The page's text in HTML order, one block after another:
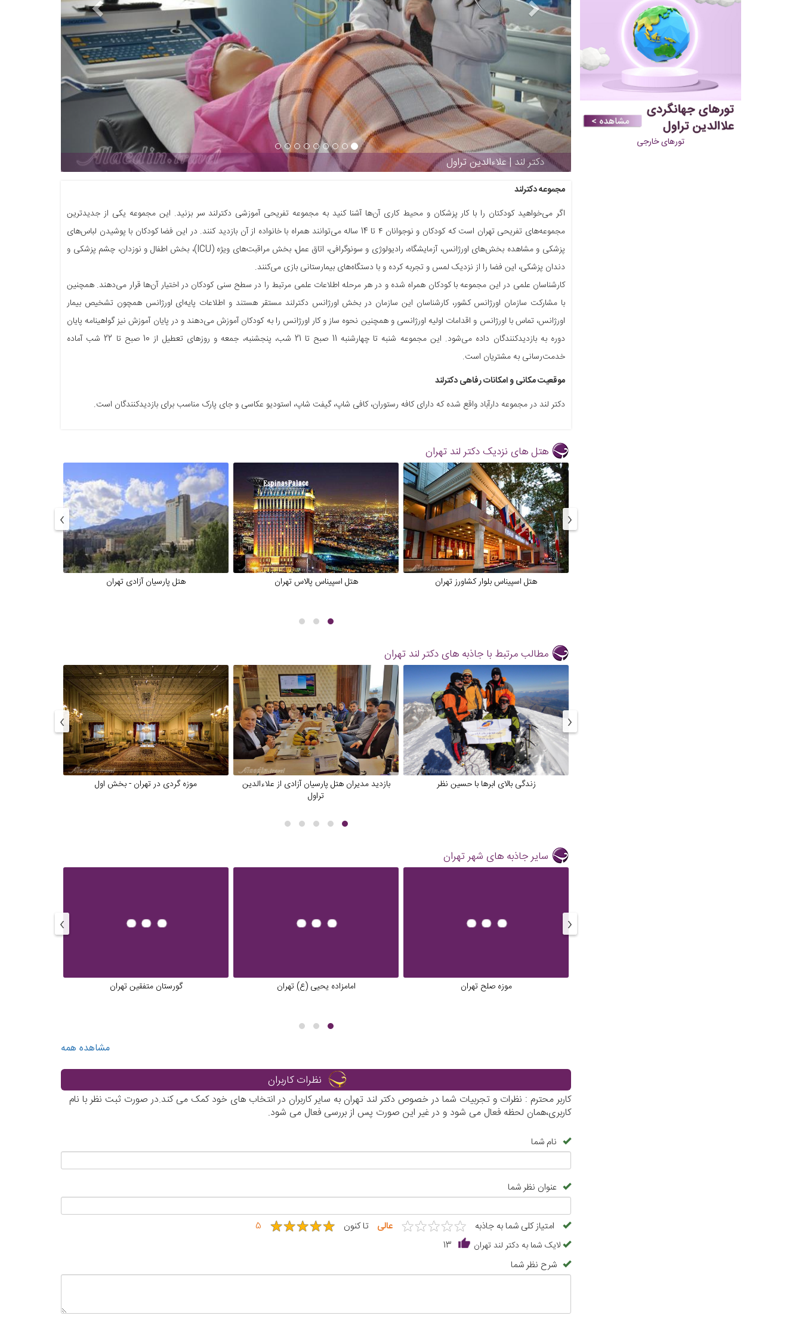
تورهای خارجی
دکتر لند | علاءالدین تراول
مجموعه دکترلند
اگر می‌خواهید کودکتان را با کار پزشکان و محیط کاری آن‌ها آشنا کنید به مجموعه تفریحی آموزشی دکترلند سر بزنید. این مجموعه یکی از جدیدترین
مجموعه‌های تفریحی تهران است که کودکان و نوجوانان ۴ تا 14 ساله می‌توانند همراه با خانواده از آن بازدید کنند. در این فضا کودکان با پوشیدن لباس‌های
پزشکی و مشاهده بخش‌های اورژانس، آزمایشگاه، رادیولوژی و سونوگرافی، اتاق عمل، بخش مراقبت‌های ویژه (ICU)، بخش اطفال و نوزدان، چشم پزشکی و
دندان پزشکی، این فضا را از نزدیک لمس و تجربه کرده و با دستگاه‌های بیمارستانی بازی می‌کنند.
کارشناسان علمی در این مجموعه با کودکان همراه شده و در هر مرحله اطلاعات علمی مرتبط را در سطح سنی کودکان در اختیار آن‌ها قرار می‌دهند. همچنین
با مشارکت سازمان اورژانس کشور، کارشناسان این سازمان در بخش اورژانس دکترلند مستقر هستند و اطلاعات پایه‌ای اورژانس همچون تشخیص بیمار
اورژانس، تماس با اورژانس و اقدامات اولیه اورژانسی و همچنین نحوه ساز و کار اورژانس را به کودکان آموزش می‌دهند و در پایان آموزش نیز گواهینامه پایان
دوره به بازدیدکنندگان داده می‌شود. این مجموعه شنبه تا چهارشنبه 11 صبح تا 21 شب، پنجشنبه، جمعه و روزهای تعطیل از 10 صبح تا 22 شب آماده
خدمت‌رسانی به مشتریان است.
موقعیت مکانی و امکانات رفاهی دکترلند
دکتر لند در مجموعه دارآباد واقع شده که دارای کافه رستوران، کافی شاپ، گیفت شاپ، استودیو عکاسی و جای پارک مناسب برای بازدیدکنندگان است.
هتل های نزدیکدکتر لند تهران
هتل اسپیناس بلوار کشاورز تهران هتل اسپیناس پالاس تهران هتل پارسیان آزادی تهران
‹
›
مطالب مرتبط با جاذبه هایدکتر لند تهران
زندگی بالای ابرها با حسین نظر
بازدید مدیران هتل پارسیان آزادی از علاءالدین
تراول
موزه گردی در تهران - بخش اول
‹
›
سایر جاذبه های شهر تهران
موزه صلح تهران امامزاده یحیی (ع) تهران گورستان متفقین تهران
‹
›
مشاهده همه
نظرات کاربران
کاربر محترم : نظرات و تجربیات شما در خصوص دکتر لند تهران به سایر کاربران در انتخاب های خود کمک می کند.در صورت ثبت نظر با نام
کاربری،همان لحظه فعال می شود و در غیر این صورت پس از بررسی فعال می شود.
نام شما
عنوان نظر شما
امتیاز کلی شما به جاذبه ★★★★★
★★★★★ عالی تا کنون ★★★★★
★★★★★
5
لایک شما به دکتر لند تهران 13
شرح نظر شما